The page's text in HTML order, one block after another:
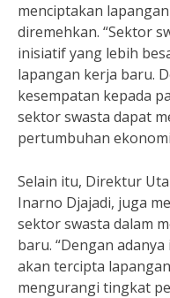
menciptakan
diremehkan. “Sektor
inisiatif yang lebih
lapangan kerja baru.
kesempatan kepada
sektor swasta dapat
pertumbuhan
Selain itu, Direktur
Inarno Djajadi, juga
sektor swasta dalam
baru. “Dengan
akan tercipta
mengurangi tingkat